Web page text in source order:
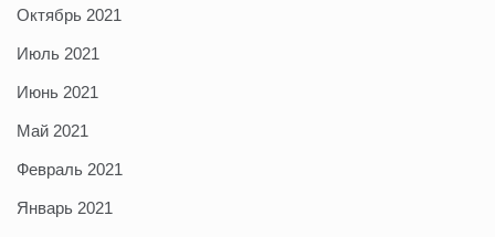
Октябрь 2021
Июль 2021
Июнь 2021
Май 2021
Февраль 2021
Январь 2021